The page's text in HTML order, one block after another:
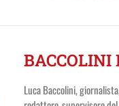
BACCOLINI
Luca Baccolini,